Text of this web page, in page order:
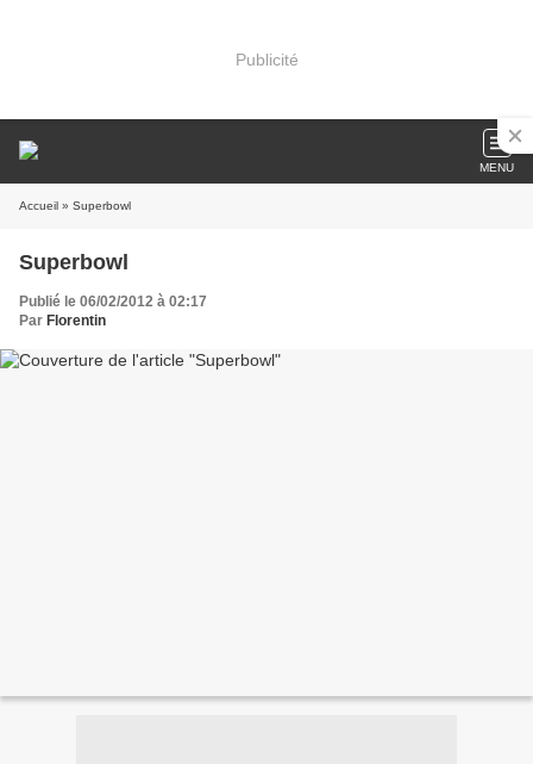
Publicité
MENU
Accueil » Superbowl
Superbowl
Publié le 06/02/2012 à 02:17
Par Florentin